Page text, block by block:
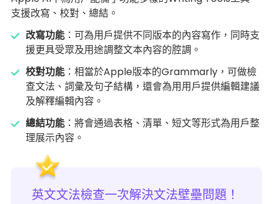
支援改寫、校對、總結。
改寫功能 ：可為用戶提供不同版本的內容寫作，同時支
援更具受眾及用途調整文本內容的腔調。
校對功能 ：相當於Apple版本的Grammarly，可做檢
查文法、詞彙及句子結構，還會為用用戶提供編輯建議
及解釋編輯內容。
總結功能 ：將會通過表格、清單、短文等形式為用戶整
理展示內容。
英文文法檢查一次解決文法壁壘問題！